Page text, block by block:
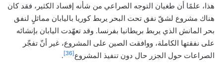
هذا، علمًا أن طغيان التوجه الصراعي من شأنه إفساد الكثير، فقد كان
هناك مشروع لشقّ نفق تحت البحر يربط كوريا باليابان مماثلٍ لنفق
بحر المانش الذي يربط بريطانيا بفرنسا. وقد تعهّدت اليابان بإنشائه
على نفقتها الكاملة، ووافقت الصين على المشروع، غير أنّ تفجّر
الصراعات حول الجزر حال دون تنفيذ المشروع[36]
.